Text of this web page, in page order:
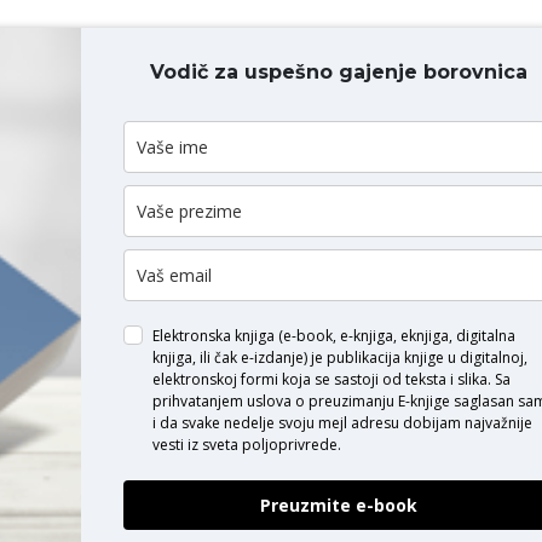
KOMENTAR
Vodič za uspešno gajenje borovnica
Elektronska knjiga (e-book, e-knjiga, eknjiga, digitalna
knjiga, ili čak e-izdanje) je publikacija knjige u digitalnoj,
elektronskoj formi koja se sastoji od teksta i slika. Sa
prihvatanjem uslova o preuzimanju E-knjige saglasan
i da svake nedelje svoju mejl adresu dobijam najvažnije
vesti iz sveta poljoprivrede.
Preuzmite e-book